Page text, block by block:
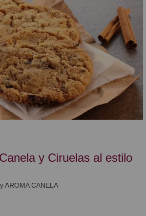
y Ciruelas al estilo
AROMA CANELA